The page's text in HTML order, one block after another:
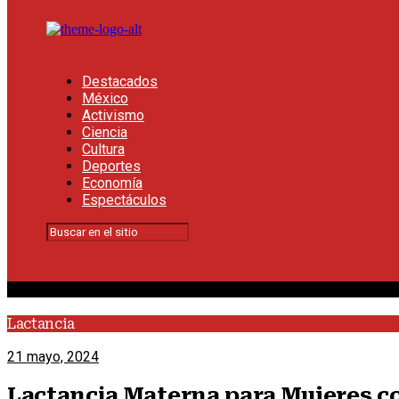
Destacados
México
Activismo
Ciencia
Cultura
Deportes
Economía
Espectáculos
Lactancia
21 mayo, 2024